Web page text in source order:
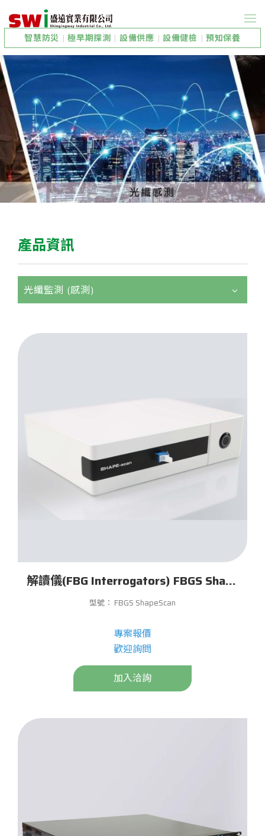
智慧防災 | 極早期探測 | 設備供應 | 設備健檢 | 預知保養
產品資訊
光纖監測 (感測)
解讀儀(FBG Interrogators) FBGS ShapeScan
型號： FBGS ShapeScan
專案報價
歡迎詢問
加入洽詢